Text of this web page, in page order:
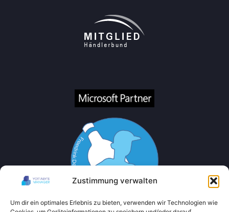
Zustimmung verwalten
Um dir ein optimales Erlebnis zu bieten, verwenden wir Technologien wie